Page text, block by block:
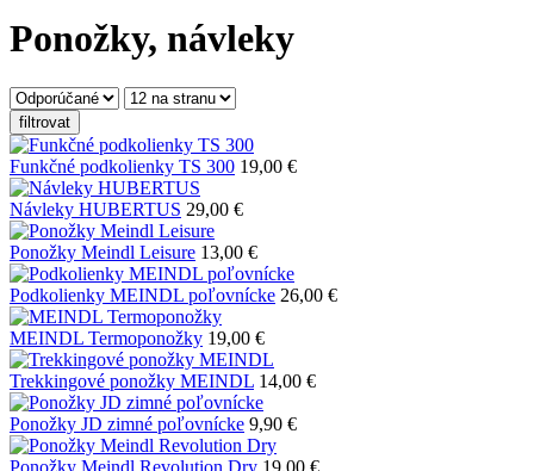
Ponožky, návleky
filtrovat
Funkčné podkolienky TS 300 19,00 €
Návleky HUBERTUS 29,00 €
Ponožky Meindl Leisure 13,00 €
Podkolienky MEINDL poľovnícke 26,00 €
MEINDL Termoponožky 19,00 €
Trekkingové ponožky MEINDL 14,00 €
Ponožky JD zimné poľovnícke 9,90 €
Ponožky Meindl Revolution Dry 19,00 €